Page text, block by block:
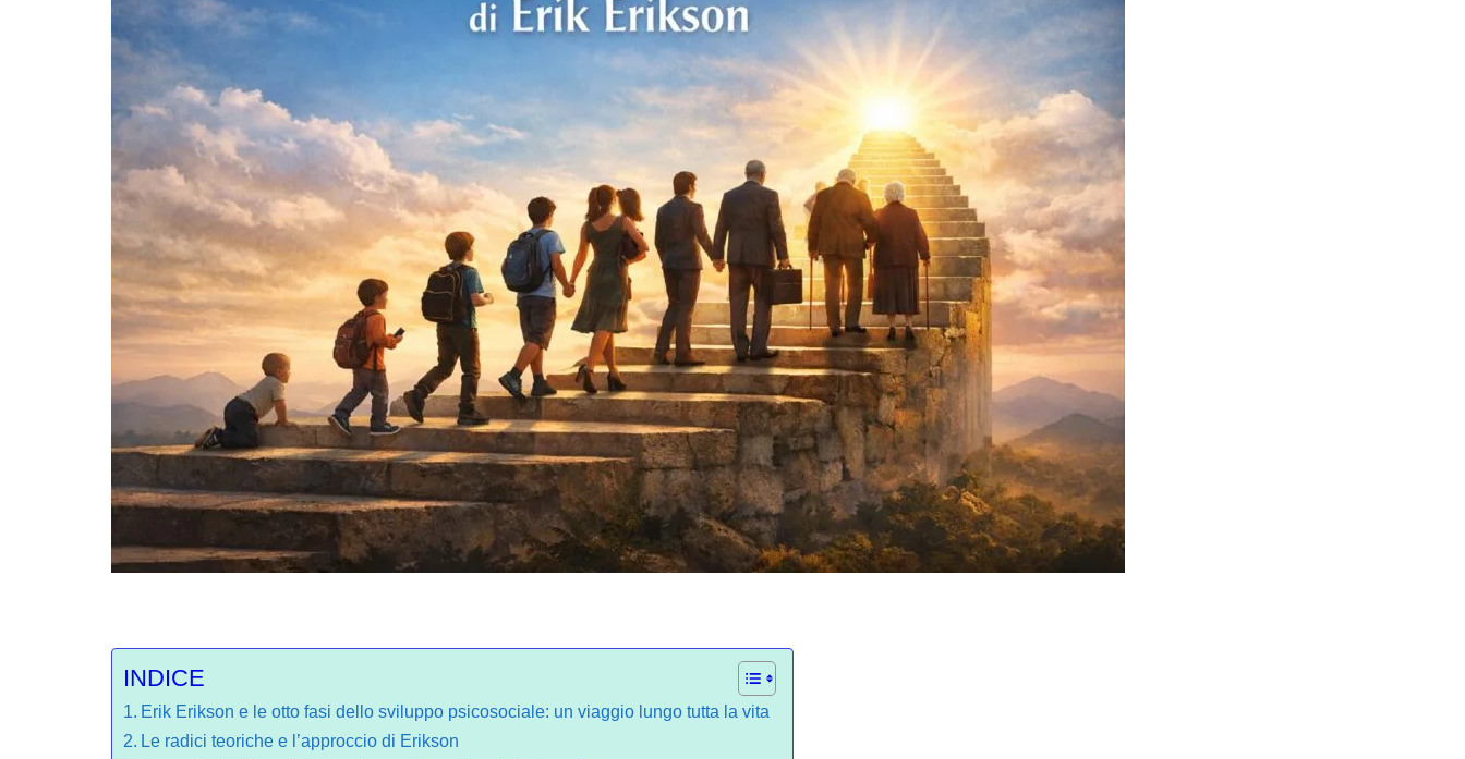
INDICE
Erik Erikson e le otto fasi dello sviluppo psicosociale: un viaggio lungo tutta la vita
Le radici teoriche e l’approccio di Erikson